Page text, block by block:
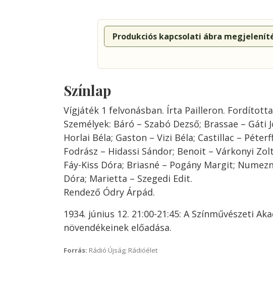
Produkciós kapcsolati ábra
Színlap
Vígjáték 1 felvonásban. Írta Pailleron.
Személyek: Báró – Szabó Dezső; Brassae – Gáti
Horlai Béla; Gaston – Vizi Béla; Castillac –
Fodrász – Hidassi Sándor; Benoit – Várkonyi
Fáy-Kiss Dóra; Briasné – Pogány Margit;
Dóra; Marietta – Szegedi Edit.
Rendező Ódry Árpád.
1934. június 12. 21:00-21:45: A Színművészeti
növendékeinek előadása.
Forrás: Rádió Újság; Rádióélet